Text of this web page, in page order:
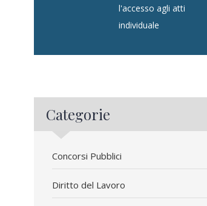
l'accesso agli atti
individuale
Categorie
Concorsi Pubblici
Diritto del Lavoro